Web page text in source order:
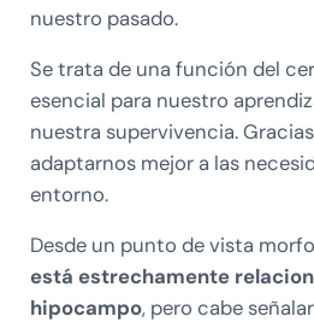
nuestro pasado.
Se trata de una función del
esencial para nuestro
nuestra supervivencia.
adaptarnos mejor a las
entorno.
Desde un punto de vista
está estrechamente
hipocampo, pero cabe